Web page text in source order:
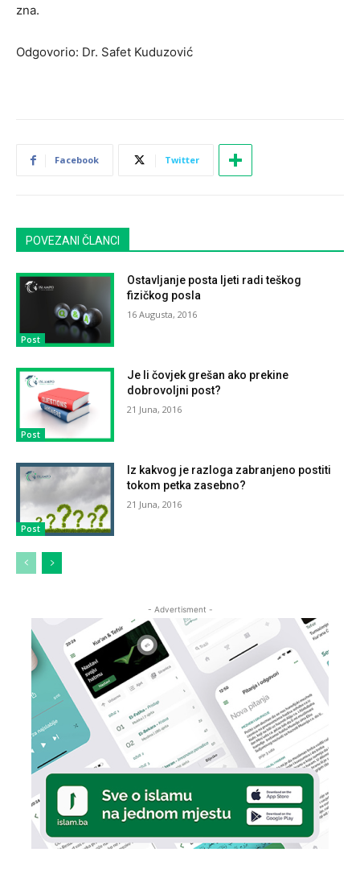
zna.
Odgovorio: Dr. Safet Kuduzović
Facebook Twitter
POVEZANI ČLANCI
Post
Ostavljanje posta ljeti radi teškog
fizičkog posla
16 Augusta, 2016
Post
Je li čovjek grešan ako prekine
dobrovoljni post?
21 Juna, 2016
Post
Iz kakvog je razloga zabranjeno postiti
tokom petka zasebno?
21 Juna, 2016
- Advertisment -